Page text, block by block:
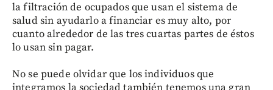
la filtración de ocupados que usan el sistema de
salud sin ayudarlo a financiar es muy alto, por
cuanto alrededor de las tres cuartas partes de éstos
lo usan sin pagar.
No se puede olvidar que los individuos que